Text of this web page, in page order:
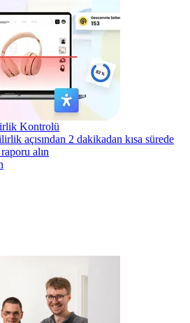
Kontrolü
açısından 2 dakikadan kısa sürede
alın